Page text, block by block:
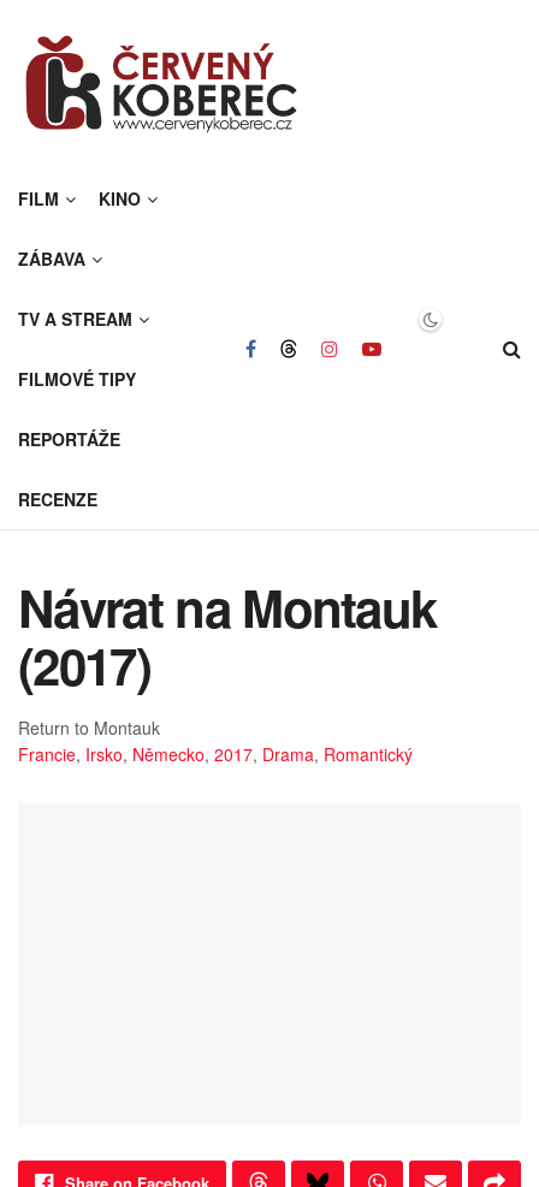
FILM KINO
ZÁBAVA
TV A STREAM
FILMOVÉ TIPY
REPORTÁŽE
RECENZE
Návrat na Montauk
(2017)
Return to Montauk
Francie, Irsko, Německo, 2017, Drama, Romantický